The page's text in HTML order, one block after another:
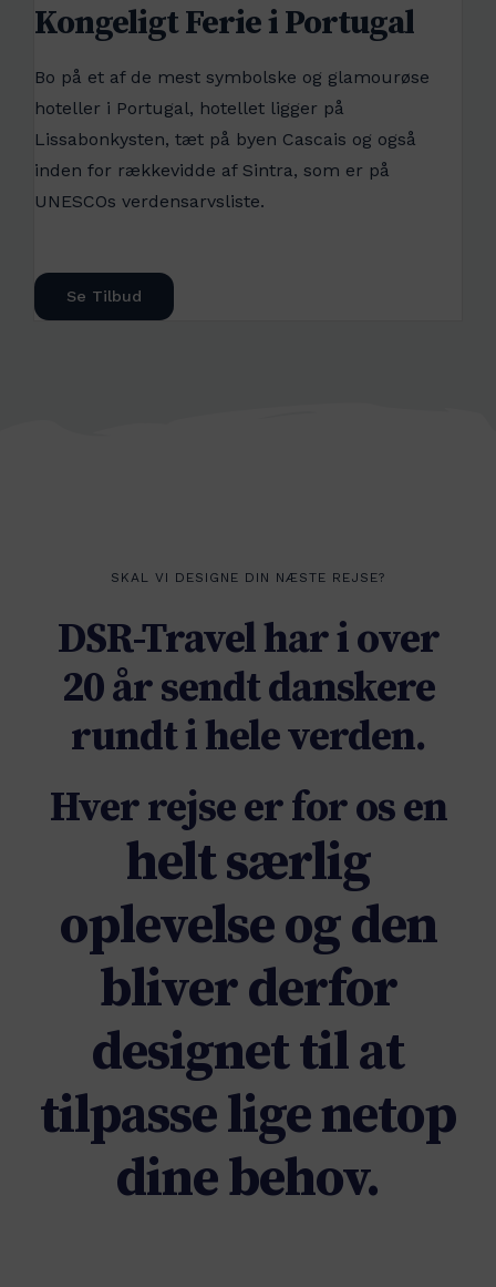
Kongeligt Ferie i Portugal
Bo på et af de mest symbolske og glamourøse
hoteller i Portugal, hotellet ligger på
Lissabonkysten, tæt på byen Cascais og også
inden for rækkevidde af Sintra, som er på
UNESCOs verdensarvsliste.
Se Tilbud
SKAL VI DESIGNE DIN NÆSTE REJSE?
DSR-Travel har i over
20 år sendt danskere
rundt i hele verden.
Hver rejse er for os en
helt særlig
oplevelse og den
bliver derfor
designet til at
tilpasse lige netop
dine behov.